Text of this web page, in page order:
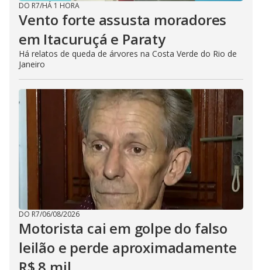
DO R7/HÁ 1 HORA
Vento forte assusta moradores
em Itacuruçá e Paraty
Há relatos de queda de árvores na Costa Verde do Rio de
Janeiro
DO R7/06/08/2026
Motorista cai em golpe do falso
leilão e perde aproximadamente